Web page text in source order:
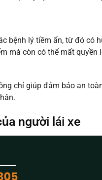
bệnh lý tiềm ẩn, từ đó có
mà còn có thể mất
chỉ giúp đảm bảo an
người lái xe